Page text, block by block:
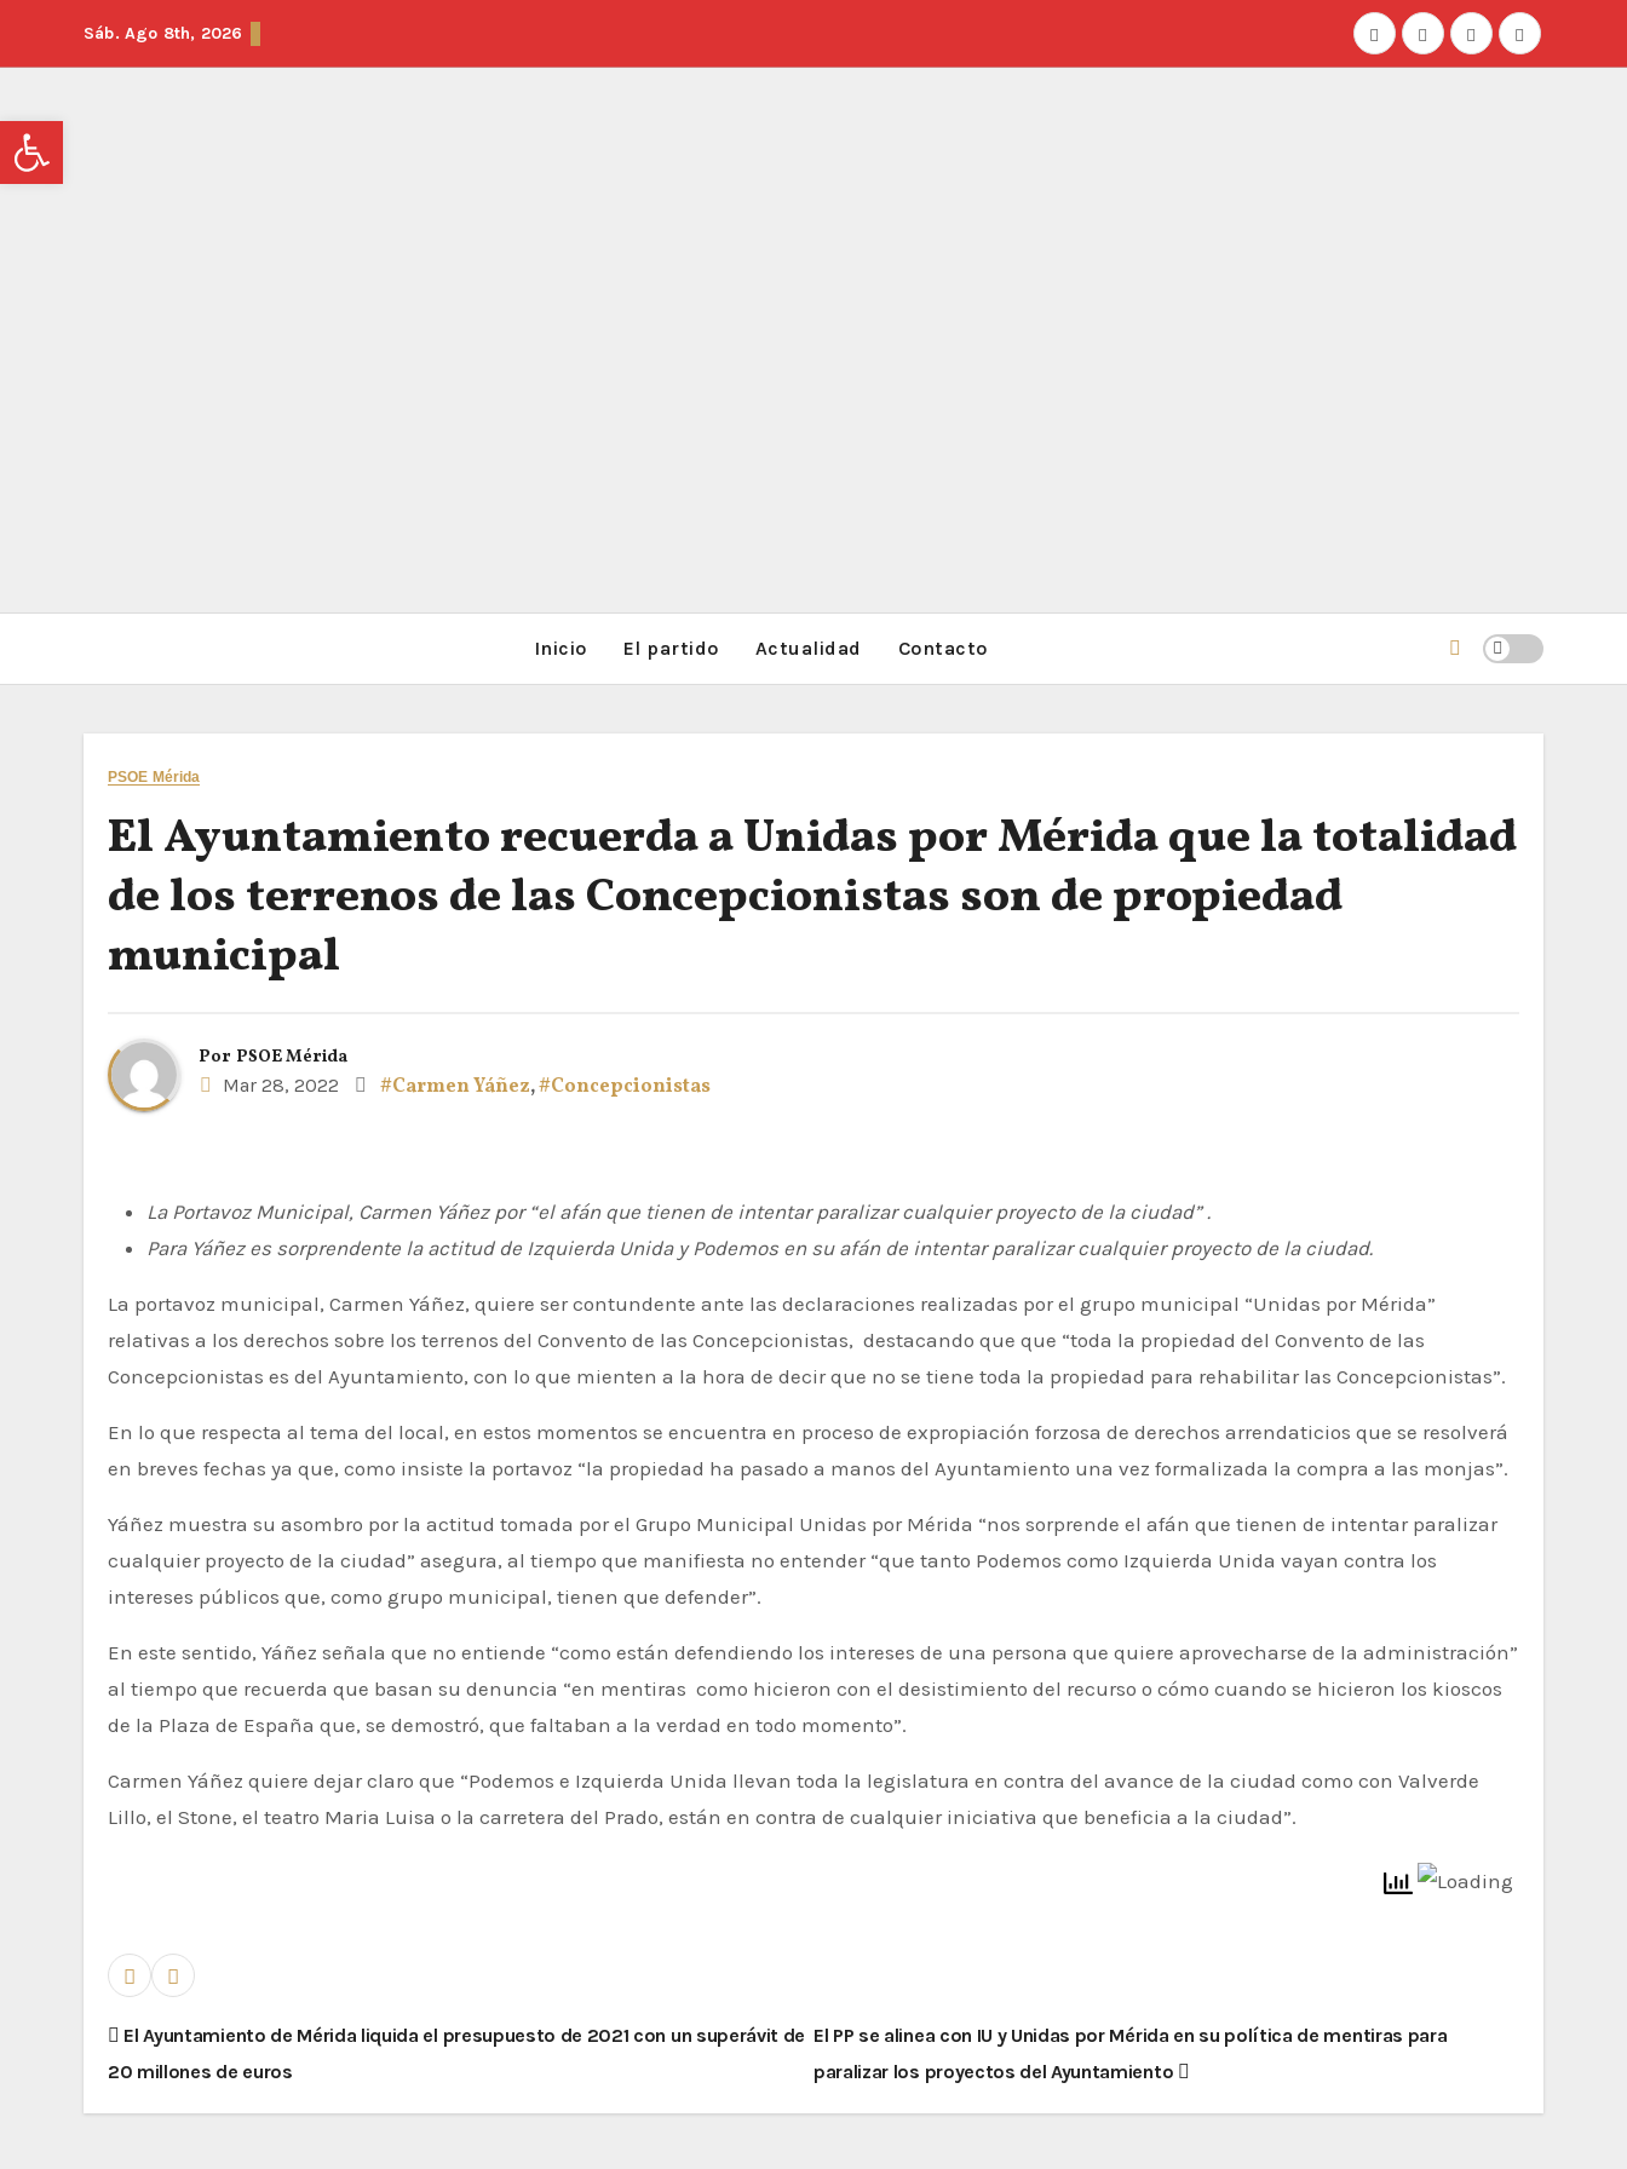
Sáb. Ago 8th, 2026
Inicio El partido Actualidad Contacto
PSOE Mérida
El Ayuntamiento recuerda a Unidas por Mérida que la totalidad
de los terrenos de las Concepcionistas son de propiedad
municipal
Por PSOE Mérida
Mar 28, 2022
#Carmen Yáñez,#Concepcionistas
La Portavoz Municipal, Carmen Yáñez por “el afán que tienen de intentar paralizar cualquier proyecto de la ciudad” .
Para Yáñez es sorprendente la actitud de Izquierda Unida y Podemos en su afán de intentar paralizar cualquier proyecto de la ciudad.
La portavoz municipal, Carmen Yáñez, quiere ser contundente ante las declaraciones realizadas por el grupo municipal “Unidas por Mérida”
relativas a los derechos sobre los terrenos del Convento de las Concepcionistas, destacando que que “toda la propiedad del Convento de las
Concepcionistas es del Ayuntamiento, con lo que mienten a la hora de decir que no se tiene toda la propiedad para rehabilitar las Concepcionistas”.
En lo que respecta al tema del local, en estos momentos se encuentra en proceso de expropiación forzosa de derechos arrendaticios que se resolverá
en breves fechas ya que, como insiste la portavoz “la propiedad ha pasado a manos del Ayuntamiento una vez formalizada la compra a las monjas”.
Yáñez muestra su asombro por la actitud tomada por el Grupo Municipal Unidas por Mérida “nos sorprende el afán que tienen de intentar paralizar
cualquier proyecto de la ciudad” asegura, al tiempo que manifiesta no entender “que tanto Podemos como Izquierda Unida vayan contra los
intereses públicos que, como grupo municipal, tienen que defender”.
En este sentido, Yáñez señala que no entiende “como están defendiendo los intereses de una persona que quiere aprovecharse de la administración”
al tiempo que recuerda que basan su denuncia “en mentiras como hicieron con el desistimiento del recurso o cómo cuando se hicieron los kioscos
de la Plaza de España que, se demostró, que faltaban a la verdad en todo momento”.
Carmen Yáñez quiere dejar claro que “Podemos e Izquierda Unida llevan toda la legislatura en contra del avance de la ciudad como con Valverde
Lillo, el Stone, el teatro Maria Luisa o la carretera del Prado, están en contra de cualquier iniciativa que beneficia a la ciudad”.
El Ayuntamiento de Mérida liquida el presupuesto de 2021 con un superávit de
20 millones de euros
El PP se alinea con IU y Unidas por Mérida en su política de mentiras para
paralizar los proyectos del Ayuntamiento
Abrir barra de herramientas